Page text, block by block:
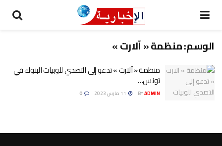
الوسم:منظمة « آلارت »
منظمة « آلارت » تدعو إلى التصدي للوبيات البنوك في
تونس…
BYADMIN